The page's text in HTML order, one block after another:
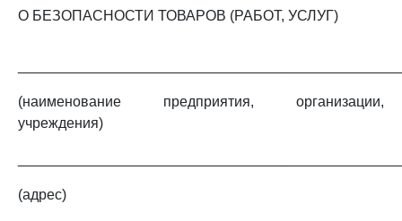
О БЕЗОПАСНОСТИ ТОВАРОВ (РАБОТ, УСЛУГ)
(наименование предприятия, организации,
учреждения)
(адрес)